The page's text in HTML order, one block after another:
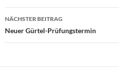
NÄCHSTER BEITRAG
Neuer Gürtel-Prüfungstermin